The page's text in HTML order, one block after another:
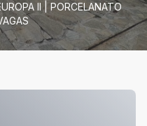
II | PORCELANATO